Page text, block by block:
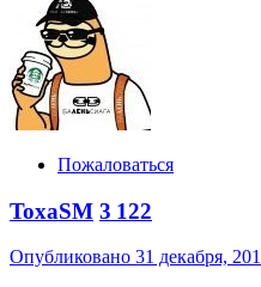
Пожаловаться
ToxaSM 3 122
Опубликовано 31 декабря,